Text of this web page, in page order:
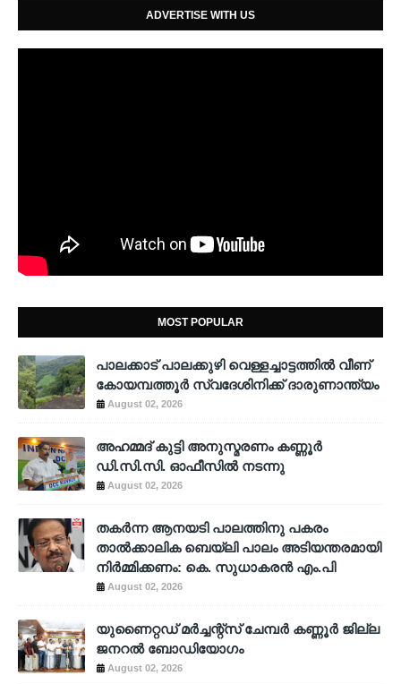
ADVERTISE WITH US
MOST POPULAR
പാലക്കാട് പാലക്കുഴി വെള്ളച്ചാട്ടത്തില്‍ വീണ്
കോയമ്പത്തൂര്‍ സ്വദേശിനിക്ക് ദാരുണാന്ത്യം
August 02, 2026
അഹമ്മദ് കുട്ടി അനുസ്മരണം കണ്ണൂർ
ഡി.സി.സി. ഓഫീസിൽ നടന്നു
August 02, 2026
തകർന്ന ആനയടി പാലത്തിനു പകരം
താൽക്കാലിക ബെയ്‌ലി പാലം അടിയന്തരമായി
നിർമ്മിക്കണം: കെ. സുധാകരൻ എം.പി
August 02, 2026
യുണൈറ്റഡ് മർച്ചന്റ്സ് ചേമ്പർ കണ്ണൂർ ജില്ല
ജനറൽ ബോഡിയോഗം
August 02, 2026